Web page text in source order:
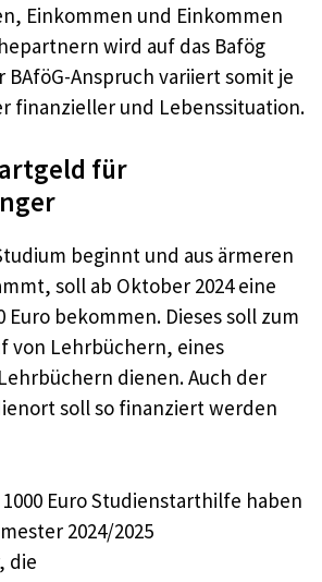
Einkommen und Einkommen
wird auf das Bafög
BAföG-Anspruch variiert somit je
finanzieller und Lebenssituation.
für
beginnt und aus ärmeren
soll ab Oktober 2024 eine
bekommen. Dieses soll zum
von Lehrbüchern, eines
dienen. Auch der
soll so finanziert werden
Euro Studienstarthilfe haben
2024/2025
die